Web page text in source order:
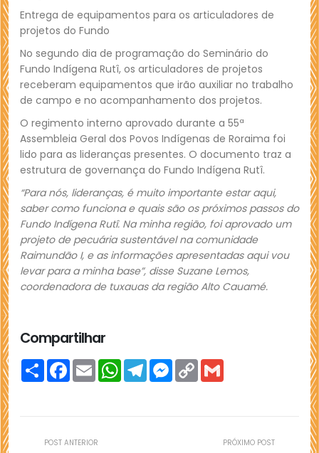
Entrega de equipamentos para os articuladores de
projetos do Fundo
No segundo dia de programação do Seminário do
Fundo Indígena Rutî, os articuladores de projetos
receberam equipamentos que irão auxiliar no trabalho
de campo e no acompanhamento dos projetos.
O regimento interno aprovado durante a 55ª
Assembleia Geral dos Povos Indígenas de Roraima foi
lido para as lideranças presentes. O documento traz a
estrutura de governança do Fundo Indígena Rutî.
“Para nós, lideranças, é muito importante estar aqui,
saber como funciona e quais são os próximos passos do
Fundo Indígena Rutî. Na minha região, foi aprovado um
projeto de pecuária sustentável na comunidade
Raimundão I, e as informações apresentadas aqui vou
levar para a minha base”, disse Suzane Lemos,
coordenadora de tuxauas da região Alto Cauamé.
Compartilhar
Compartilhar
Facebook
Email WhatsAppTelegramMessenger
Copy
Link
POST ANTERIOR PRÓXIMO POST